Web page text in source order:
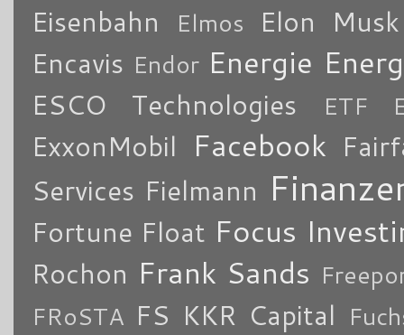
Eisenbahn
Elmos
Elon Musk
Encavis Endor Energie
ESCO Technologies ETF
ExxonMobil Facebook
Services Fielmann
Fortune Float Focus
Rochon Frank Sands
FRoSTA FS KKR Capital